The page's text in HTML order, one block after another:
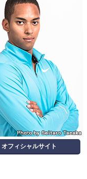
オフィシャルサイト